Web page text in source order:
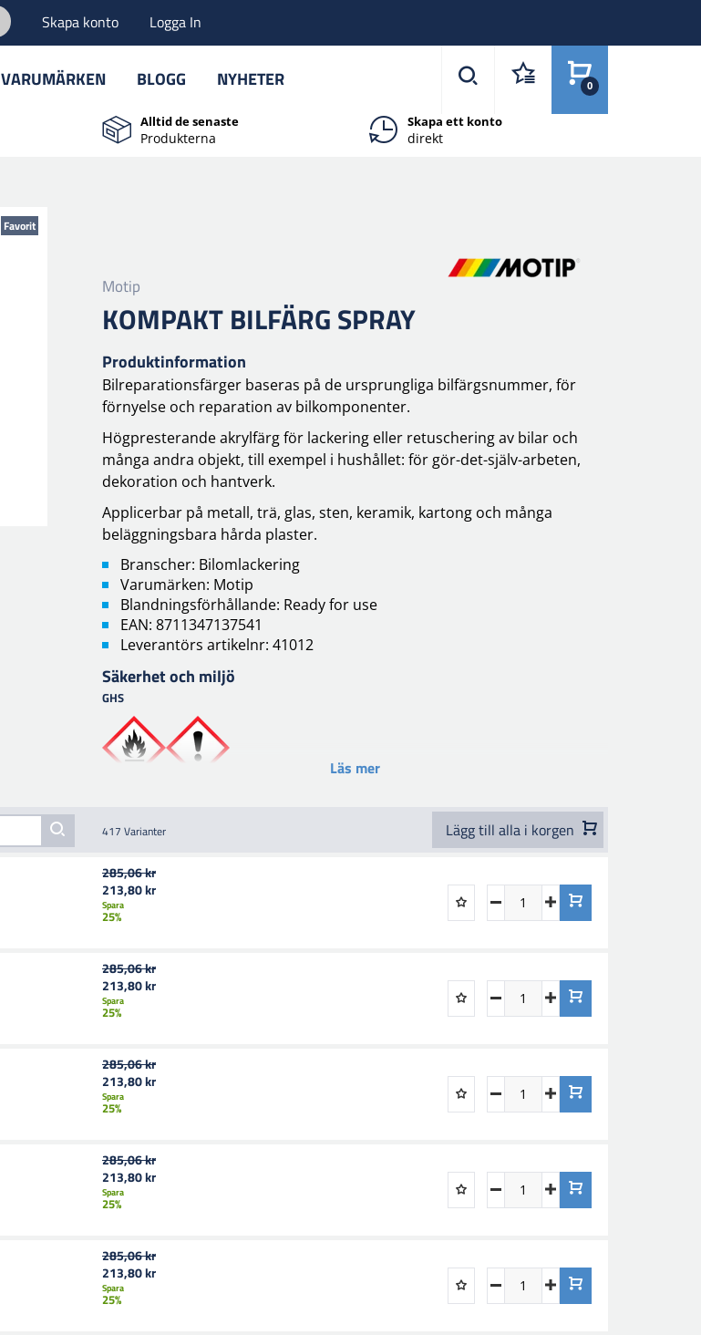
Skapa konto Logga In
VARUMÄRKEN BLOGG NYHETER 0
Alltid de senaste
Produkterna
Skapa ett konto
direkt
Favorit
Motip
KOMPAKT BILFÄRG SPRAY
Produktinformation
Bilreparationsfärger baseras på de ursprungliga bilfärgsnummer, för
förnyelse och reparation av bilkomponenter.
Högpresterande akrylfärg för lackering eller retuschering av bilar och
många andra objekt, till exempel i hushållet: för gör-det-själv-arbeten,
dekoration och hantverk.
Applicerbar på metall, trä, glas, sten, keramik, kartong och många
beläggningsbara hårda plaster.
Branscher: Bilomlackering
Varumärken: Motip
Blandningsförhållande: Ready for use
EAN: 8711347137541
Leverantörs artikelnr: 41012
Säkerhet och miljö
GHS
Läs mer
417 Varianter Lägg till alla i korgen
285,06 kr
213,80 kr
Spara
25%
285,06 kr
213,80 kr
Spara
25%
285,06 kr
213,80 kr
Spara
25%
285,06 kr
213,80 kr
Spara
25%
285,06 kr
213,80 kr
Spara
25%